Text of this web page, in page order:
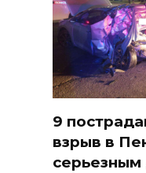
9
взрыв в